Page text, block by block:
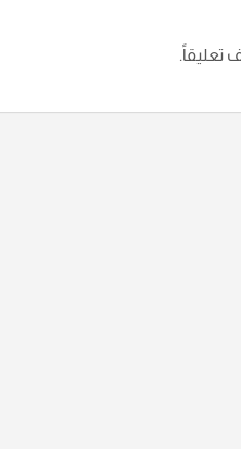
تعليقاً.